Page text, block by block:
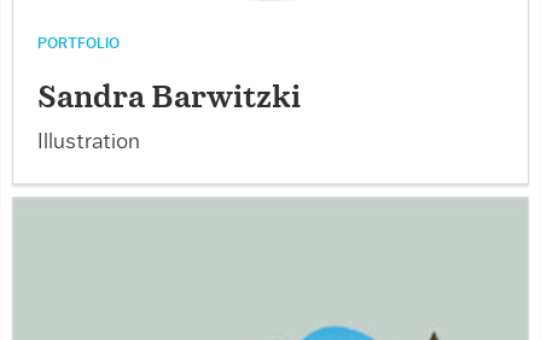
PORTFOLIO
Sandra Barwitzki
Illustration